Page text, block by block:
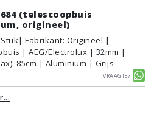
(telescoopbuis
origineel)
Stuk| Fabrikant: Origineel |
| AEG/Electrolux | 32mm |
85cm | Aluminium | Grijs
Vraagje?